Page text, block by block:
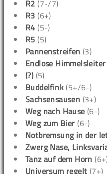
R2 (7-/7)
R3 (6+)
R4 (5-)
R5 (5)
Pannenstreifen (3)
Endlose Himmelsleiter
(?) (5)
Buddelfink (5+/6-)
Sachsensausen (3+)
Weg nach Hause (6-)
Weg zum Bier (6-)
Notbremsung in der
Zwerg Nase,
Tanz auf dem Horn
Universum regelt (7+)